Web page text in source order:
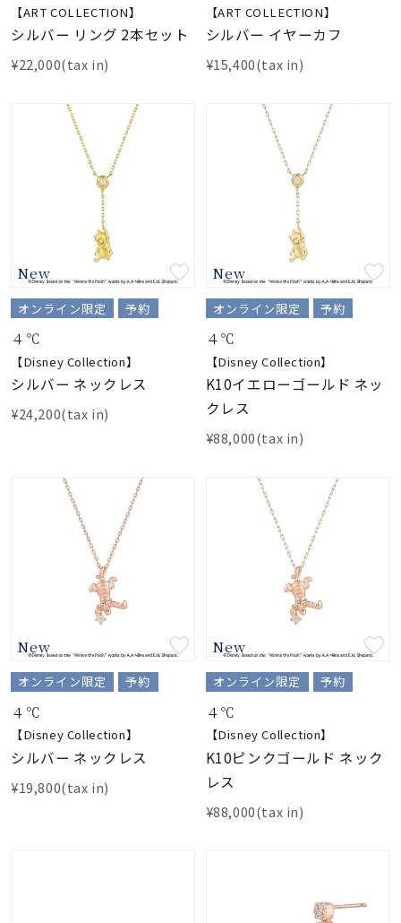
【ART COLLECTION】
シルバー リング 2本セット
¥22,000(tax in)
【ART COLLECTION】
シルバー イヤーカフ
¥15,400(tax in)
New
オンライン限定 予約
４℃
【Disney Collection】
シルバー ネックレス
¥24,200(tax in)
New
オンライン限定 予約
４℃
【Disney Collection】
K10イエローゴールド ネッ
クレス
¥88,000(tax in)
New
オンライン限定 予約
４℃
【Disney Collection】
シルバー ネックレス
¥19,800(tax in)
New
オンライン限定 予約
４℃
【Disney Collection】
K10ピンクゴールド ネック
レス
¥88,000(tax in)